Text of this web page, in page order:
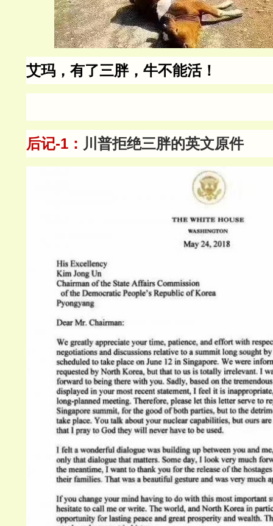
艾玛，有了三胖，牛不能活！
后记-1： 川普拒绝三胖的英文原件